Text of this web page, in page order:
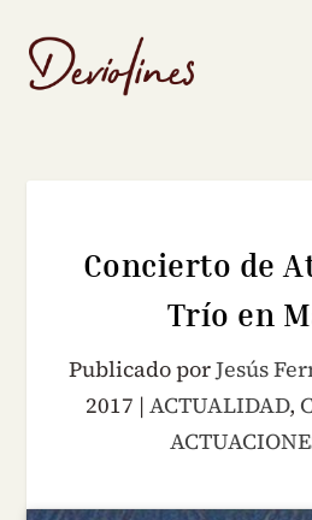
Concierto de
Trío en
Publicado porJesús
2017 | ACTUALIDAD,